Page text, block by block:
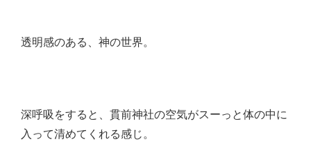
透明感のある、神の世界。
深呼吸をすると、貫前神社の空気がスーっと体の中に
入って清めてくれる感じ。